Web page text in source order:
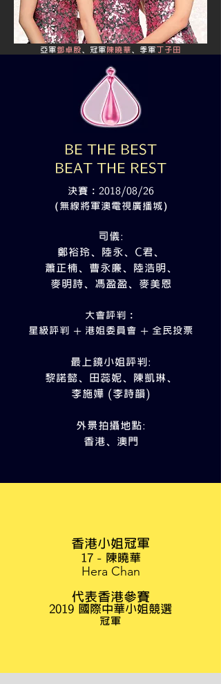
亞軍鄧卓殷、冠軍陳曉華、季軍丁子田
BE THE BEST
BEAT THE REST
決賽﹕2018/08/26
（無線將軍澳電視廣播城）
司儀:
鄭裕玲、陸永、C君、
蕭正楠、曹永廉、陸浩明、
麥明詩、馮盈盈、麥美恩
大會評判﹕
星級評判 + 港姐委員會 + 全民投票
最上鏡小姐 評判 :
黎諾懿、田蕊妮、陳凱琳、
李施嬅 (李詩韻)
外景拍攝地點:
香港、澳門
香港小姐冠軍
17 - 陳曉華
Hera Chan
代表香港參賽
2019 國際中華小姐競選
冠軍